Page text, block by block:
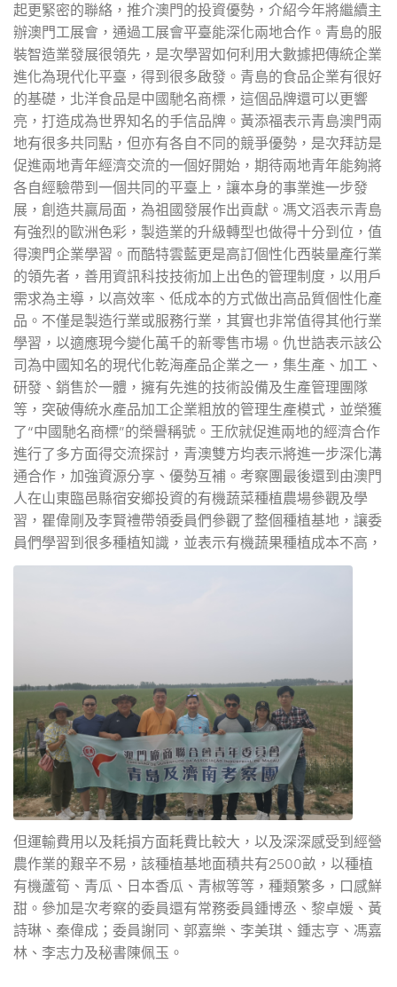
起更緊密的聯絡，推介澳門的投資優勢，介紹今年將繼續主
辦澳門工展會，通過工展會平臺能深化兩地合作。青島的服
裝智造業發展很領先，是次學習如何利用大數據把傳統企業
進化為現代化平臺，得到很多啟發。青島的食品企業有很好
的基礎，北洋食品是中國馳名商標，這個品牌還可以更響
亮，打造成為世界知名的手信品牌。黃添福表示青島澳門兩
地有很多共同點，但亦有各自不同的競爭優勢，是次拜訪是
促進兩地青年經濟交流的一個好開始，期待兩地青年能夠將
各自經驗帶到一個共同的平臺上，讓本身的事業進一步發
展，創造共贏局面，為祖國發展作出貢獻。馮文滔表示青島
有強烈的歐洲色彩，製造業的升級轉型也做得十分到位，值
得澳門企業學習。而酷特雲藍更是高訂個性化西裝量產行業
的領先者，善用資訊科技技術加上出色的管理制度，以用戶
需求為主導，以高效率、低成本的方式做出高品質個性化產
品。不僅是製造行業或服務行業，其實也非常值得其他行業
學習，以適應現今變化萬千的新零售市場。仇世誥表示該公
司為中國知名的現代化乾海產品企業之一，集生產、加工、
研發、銷售於一體，擁有先進的技術設備及生產管理團隊
等，突破傳統水產品加工企業粗放的管理生產模式，並榮獲
了“中國馳名商標”的榮譽稱號。王欣就促進兩地的經濟合作
進行了多方面得交流探討，青澳雙方均表示將進一步深化溝
通合作，加強資源分享、優勢互補。考察團最後還到由澳門
人在山東臨邑縣宿安鄉投資的有機蔬菜種植農場參觀及學
習，瞿偉剛及李賢禮帶領委員們參觀了整個種植基地，讓委
員們學習到很多種植知識，並表示有機蔬果種植成本不高，
但運輸費用以及耗損方面耗費比較大，以及深深感受到經營
農作業的艱辛不易，該種植基地面積共有2500畝，以種植
有機蘆筍、青瓜、日本香瓜、青椒等等，種類繁多，口感鮮
甜。參加是次考察的委員還有常務委員鍾博丞、黎卓媛、黃
詩琳、秦偉成；委員謝同、郭嘉樂、李美琪、鍾志亨、馮嘉
林、李志力及秘書陳佩玉。